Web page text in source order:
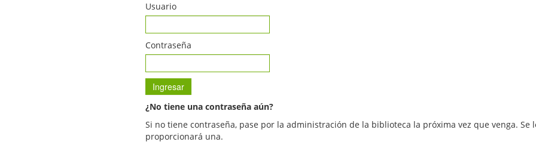
Usuario
Contraseña
¿No tiene una contraseña aún?
Si no tiene contraseña, pase por la administración de la biblioteca la próxima vez que venga. Se
proporcionará una.